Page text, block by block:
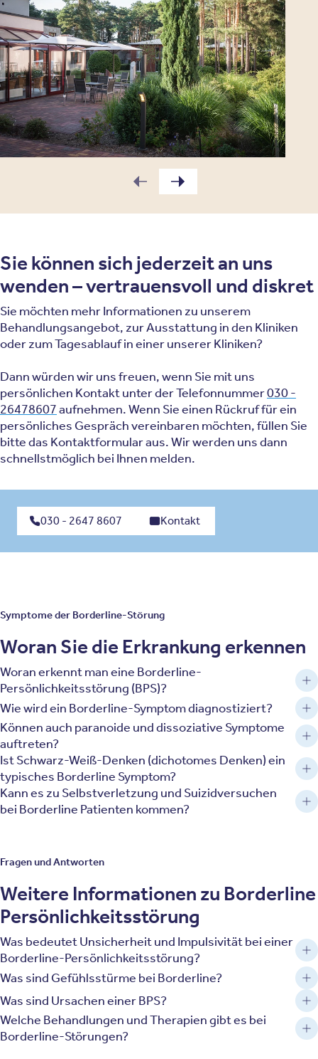
Sie können sich jederzeit an uns
wenden – vertrauensvoll und diskret
Sie möchten mehr Informationen zu unserem
Behandlungsangebot, zur Ausstattung in den Kliniken
oder zum Tagesablauf in einer unserer Kliniken?
Dann würden wir uns freuen, wenn Sie mit uns
persönlichen Kontakt unter der Telefonnummer030 -
26478607aufnehmen. Wenn Sie einen Rückruf für ein
persönliches Gespräch vereinbaren möchten, füllen Sie
bitte das Kontaktformular aus. Wir werden uns dann
schnellstmöglich bei Ihnen melden.
030 - 2647 8607 Kontakt
Symptome der Borderline-Störung
Woran Sie die Erkrankung erkennen
Woran erkennt man eine Borderline-
Persönlichkeitsstörung (BPS)?
Wie wird ein Borderline-Symptom diagnostiziert?
Können auch paranoide und dissoziative Symptome
auftreten?
Ist Schwarz-Weiß-Denken (dichotomes Denken) ein
typisches Borderline Symptom?
Kann es zu Selbstverletzung und Suizidversuchen
bei Borderline Patienten kommen?
Fragen und Antworten
Weitere Informationen zu Borderline
Persönlichkeitsstörung
Was bedeutet Unsicherheit und Impulsivität bei einer
Borderline-Persönlichkeitsstörung?
Was sind Gefühlsstürme bei Borderline?
Was sind Ursachen einer BPS?
Welche Behandlungen und Therapien gibt es bei
Borderline-Störungen?